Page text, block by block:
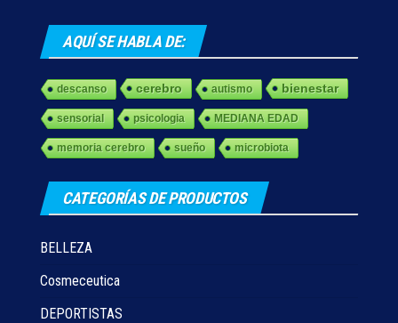
AQUÍ SE HABLA DE:
descanso cerebro autismo bienestar
sensorial psicologia MEDIANA EDAD
memoria cerebro sueño microbiota
CATEGORÍAS DE PRODUCTOS
BELLEZA
Cosmeceutica
DEPORTISTAS